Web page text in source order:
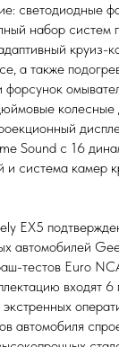
светодиодные
набор систем
круиз-
а также
форсунок
колесные
Sound с 16
и система камер
EX5
автомобилей
тестов Euro
входят